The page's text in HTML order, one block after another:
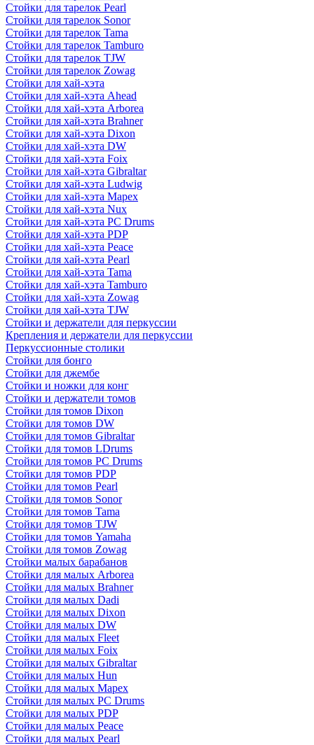
Стойки для тарелок Pearl
Стойки для тарелок Sonor
Стойки для тарелок Tama
Стойки для тарелок Tamburo
Стойки для тарелок TJW
Стойки для тарелок Zowag
Стойки для хай-хэта
Стойки для хай-хэта Ahead
Стойки для хай-хэта Arborea
Стойки для хай-хэта Brahner
Стойки для хай-хэта Dixon
Стойки для хай-хэта DW
Стойки для хай-хэта Foix
Стойки для хай-хэта Gibraltar
Стойки для хай-хэта Ludwig
Стойки для хай-хэта Mapex
Стойки для хай-хэта Nux
Стойки для хай-хэта PC Drums
Стойки для хай-хэта PDP
Стойки для хай-хэта Peace
Стойки для хай-хэта Pearl
Стойки для хай-хэта Tama
Стойки для хай-хэта Tamburo
Стойки для хай-хэта Zowag
Стойки для хай-хэта TJW
Стойки и держатели для перкуссии
Крепления и держатели для перкуссии
Перкуссионные столики
Стойки для бонго
Стойки для джембе
Стойки и ножки для конг
Стойки и держатели томов
Стойки для томов Dixon
Стойки для томов DW
Стойки для томов Gibraltar
Стойки для томов LDrums
Стойки для томов PC Drums
Стойки для томов PDP
Стойки для томов Pearl
Стойки для томов Sonor
Стойки для томов Tama
Стойки для томов TJW
Стойки для томов Yamaha
Стойки для томов Zowag
Стойки малых барабанов
Стойки для малых Arborea
Стойки для малых Brahner
Стойки для малых Dadi
Стойки для малых Dixon
Стойки для малых DW
Стойки для малых Fleet
Стойки для малых Foix
Стойки для малых Gibraltar
Стойки для малых Hun
Стойки для малых Mapex
Стойки для малых PC Drums
Стойки для малых PDP
Стойки для малых Peace
Стойки для малых Pearl